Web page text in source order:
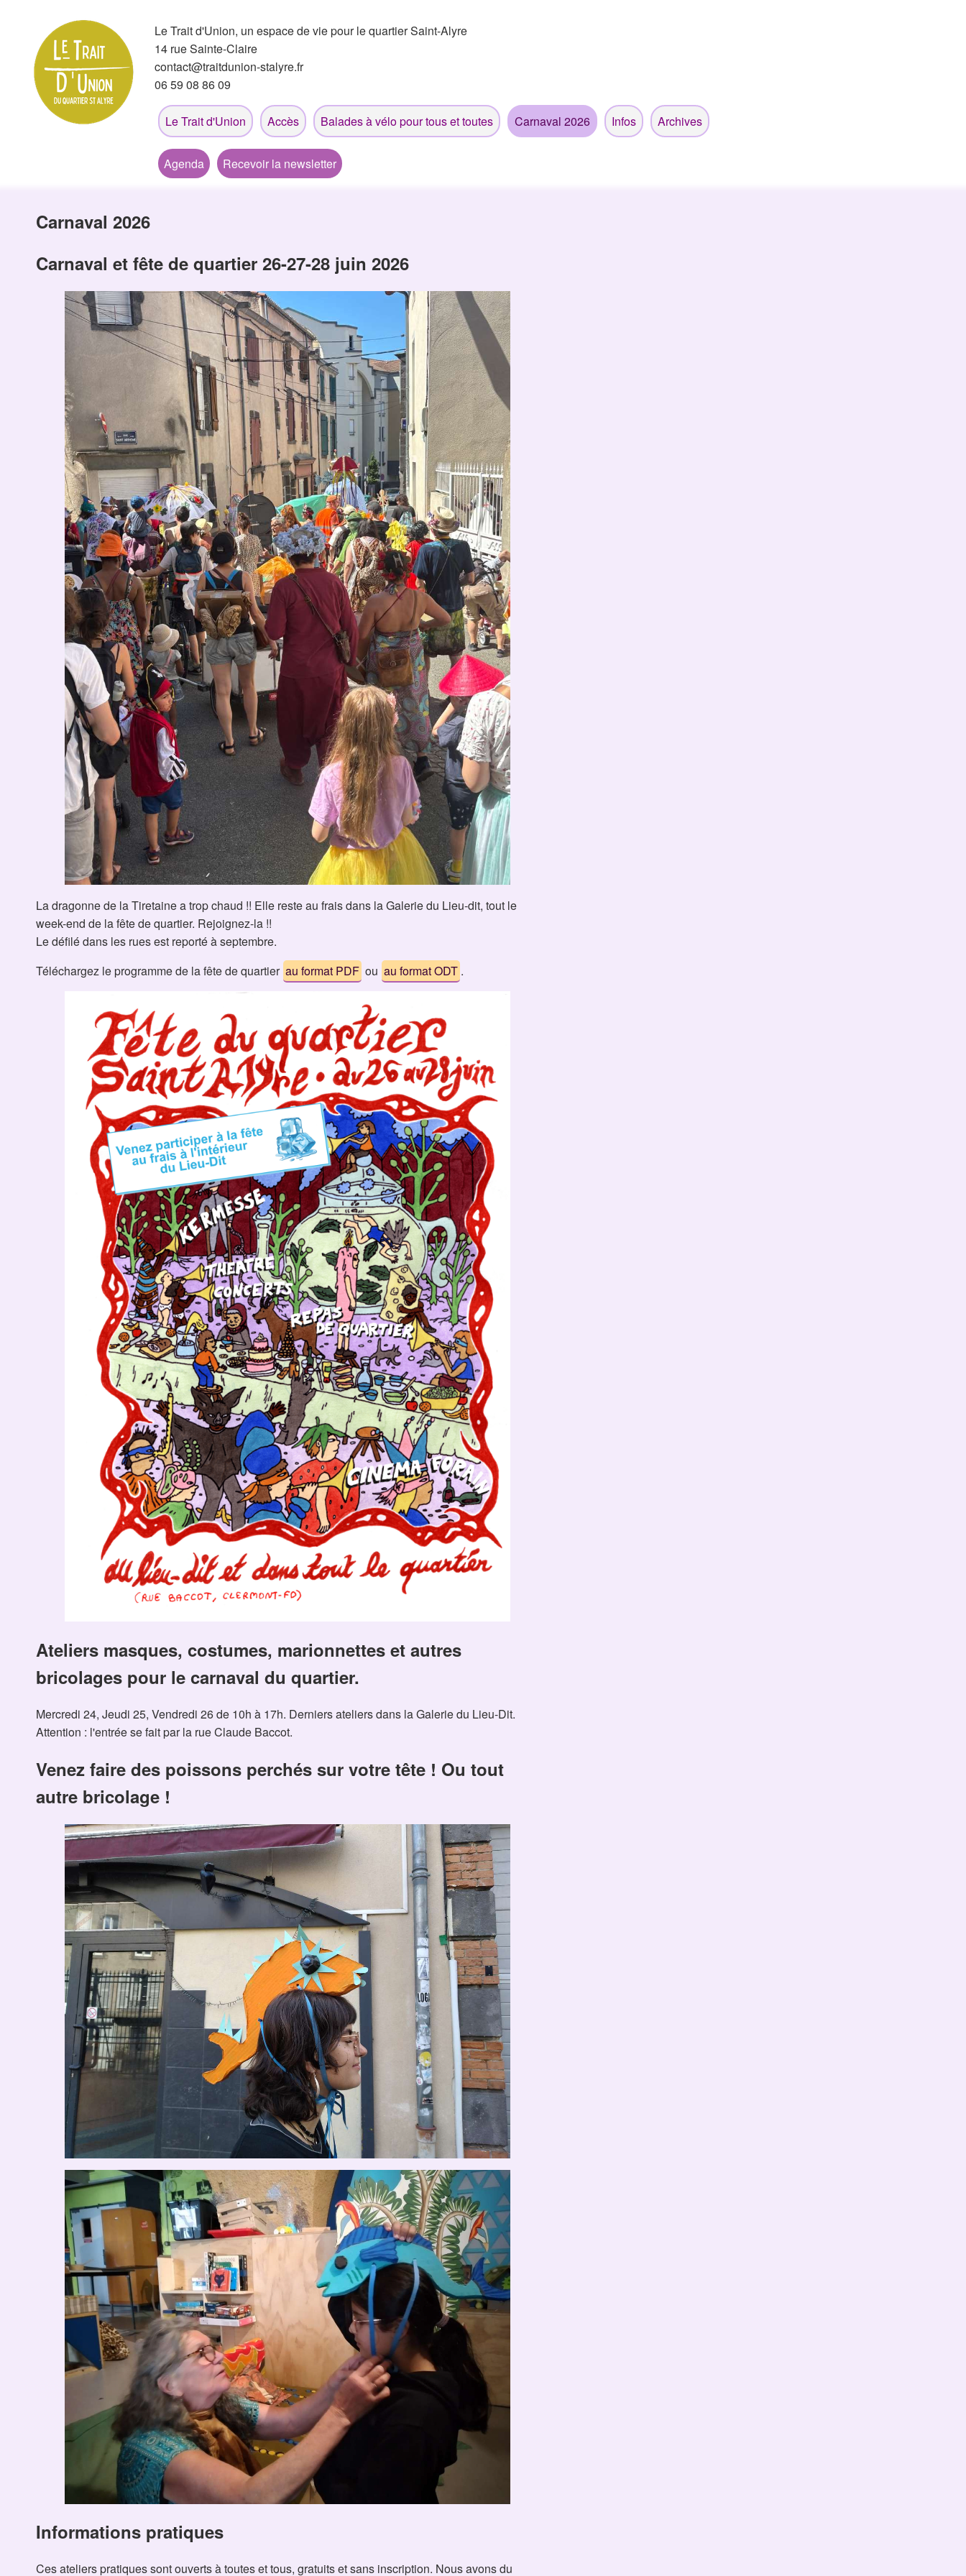
Le Trait d'Union, un espace de vie pour le quartier Saint-Alyre
14 rue Sainte-Claire
contact@traitdunion-stalyre.fr
06 59 08 86 09
Le Trait d'Union Accès Balades à vélo pour tous et toutes Carnaval 2026 Infos Archives
Agenda Recevoir la newsletter
Carnaval 2026
Carnaval et fête de quartier 26-27-28 juin 2026
La dragonne de la Tiretaine a trop chaud !! Elle reste au frais dans la Galerie du Lieu-dit, tout le
week-end de la fête de quartier. Rejoignez-la !!
Le défilé dans les rues est reporté à septembre.
Téléchargez le programme de la fête de quartier au format PDF ou au format ODT .
Ateliers masques, costumes, marionnettes et autres
bricolages pour le carnaval du quartier.
Mercredi 24, Jeudi 25, Vendredi 26 de 10h à 17h. Derniers ateliers dans la Galerie du Lieu-Dit.
Attention : l'entrée se fait par la rue Claude Baccot.
Venez faire des poissons perchés sur votre tête ! Ou tout
autre bricolage !
Informations pratiques
Ces ateliers pratiques sont ouverts à toutes et tous, gratuits et sans inscription. Nous avons du